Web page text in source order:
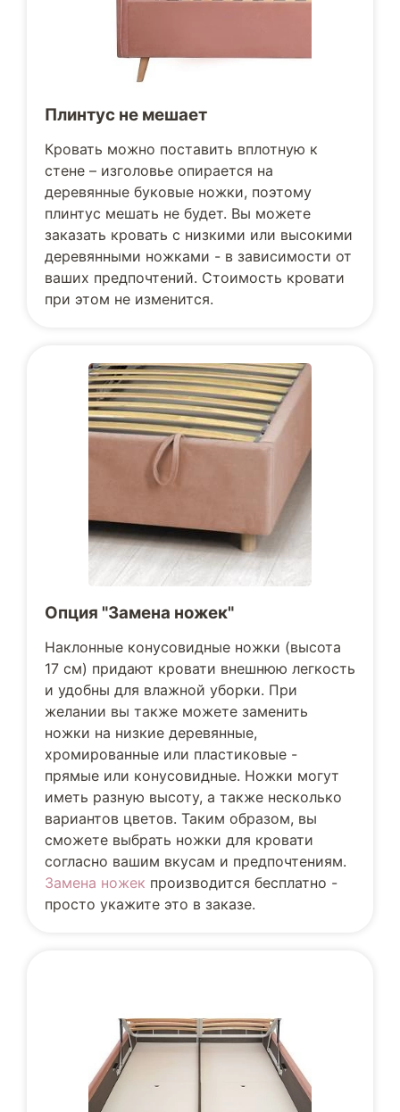
Плинтус не мешает
Кровать можно поставить вплотную к
стене – изголовье опирается на
деревянные буковые ножки, поэтому
плинтус мешать не будет. Вы можете
заказать кровать с низкими или высокими
деревянными ножками - в зависимости от
ваших предпочтений. Стоимость кровати
при этом не изменится.
Опция "Замена ножек"
Наклонные конусовидные ножки (высота
17 см) придают кровати внешнюю легкость
и удобны для влажной уборки. При
желании вы также можете заменить
ножки на низкие деревянные,
хромированные или пластиковые -
прямые или конусовидные. Ножки могут
иметь разную высоту, а также несколько
вариантов цветов. Таким образом, вы
сможете выбрать ножки для кровати
согласно вашим вкусам и предпочтениям.
Замена ножек производится бесплатно -
просто укажите это в заказе.